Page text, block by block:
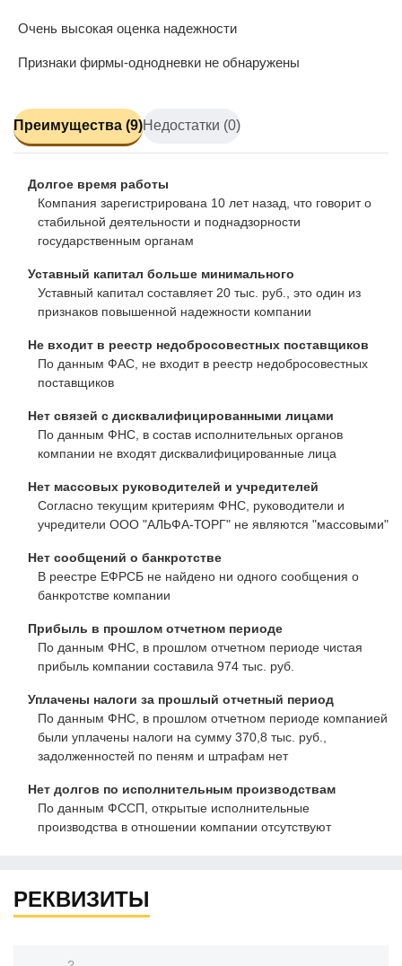
Очень высокая оценка надежности
Признаки фирмы-однодневки не обнаружены
Преимущества (9)Недостатки (0)
Долгое время работы
Компания зарегистрирована 10 лет назад, что говорит о
стабильной деятельности и поднадзорности
государственным органам
Уставный капитал больше минимального
Уставный капитал составляет 20 тыс. руб., это один из
признаков повышенной надежности компании
Не входит в реестр недобросовестных поставщиков
По данным ФАС, не входит в реестр недобросовестных
поставщиков
Нет связей с дисквалифицированными лицами
По данным ФНС, в состав исполнительных органов
компании не входят дисквалифицированные лица
Нет массовых руководителей и учредителей
Согласно текущим критериям ФНС, руководители и
учредители ООО "АЛЬФА-ТОРГ" не являются "массовыми"
Нет сообщений о банкротстве
В реестре ЕФРСБ не найдено ни одного сообщения о
банкротстве компании
Прибыль в прошлом отчетном периоде
По данным ФНС, в прошлом отчетном периоде чистая
прибыль компании составила 974 тыс. руб.
Уплачены налоги за прошлый отчетный период
По данным ФНС, в прошлом отчетном периоде компанией
были уплачены налоги на сумму 370,8 тыс. руб.,
задолженностей по пеням и штрафам нет
Нет долгов по исполнительным производствам
По данным ФССП, открытые исполнительные
производства в отношении компании отсутствуют
РЕКВИЗИТЫ